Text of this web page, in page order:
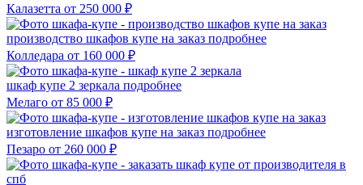
Калазетта от 250 000 ₽
производство шкафов купе на заказ подробнее
Колледара от 160 000 ₽
шкаф купе 2 зеркала подробнее
Мелаго от 85 000 ₽
изготовление шкафов купе на заказ подробнее
Пезаро от 260 000 ₽